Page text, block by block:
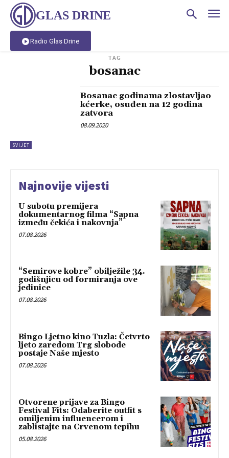
GLAS DRINE
Radio Glas Drine
TAG
bosanac
SVIJET
Bosanac godinama zlostavljao
kćerke, osuđen na 12 godina
zatvora
08.09.2020
Najnovije vijesti
U subotu premijera
dokumentarnog filma “Sapna
između čekića i nakovnja”
07.08.2026
“Semirove kobre” obilježile 34.
godišnjicu od formiranja ove
jedinice
07.08.2026
Bingo Ljetno kino Tuzla: Četvrto
ljeto zaredom Trg slobode
postaje Naše mjesto
07.08.2026
Otvorene prijave za Bingo
Festival Fits: Odaberite outfit s
omiljenim influencerom i
zablistajte na Crvenom tepihu
05.08.2026